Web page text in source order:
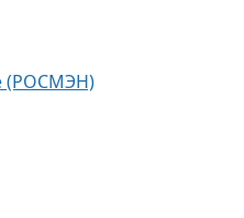
(РОСМЭН)